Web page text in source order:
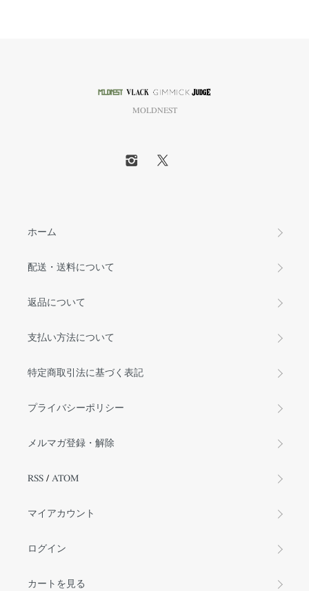
MOLDNEST
ホーム
配送・送料について
返品について
支払い方法について
特定商取引法に基づく表記
プライバシーポリシー
メルマガ登録・解除
RSS / ATOM
マイアカウント
ログイン
カートを見る